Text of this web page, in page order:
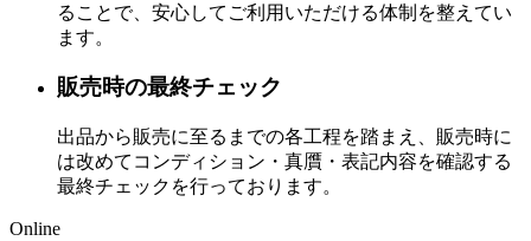
ることで、安心してご利用いただける体制を整えてい
ます。
販売時の最終チェック
出品から販売に至るまでの各工程を踏まえ、販売時に
は改めてコンディション・真贋・表記内容を確認する
最終チェックを行っております。
Online